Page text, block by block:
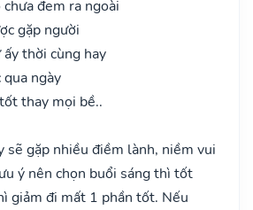
đem ra ngoài
gặp người
thời cùng hay
ngày
thay mọi bề..
sẽ gặp nhiều điềm lành, niềm vui
ý nên chọn buổi sáng thì tốt
giảm đi mất 1 phần tốt. Nếu